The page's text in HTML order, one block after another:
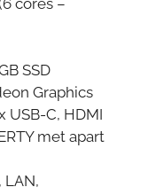
SSD
Graphics
USB-C, HDMI
met apart
LAN,